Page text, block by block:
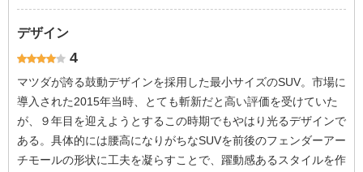
デザイン
4
マツダが誇る鼓動デザインを採用した最小サイズのSUV。市場に
導入された2015年当時、とても斬新だと高い評価を受けていた
が、９年目を迎えようとするこの時期でもやはり光るデザインで
ある。具体的には腰高になりがちなSUVを前後のフェンダーアー
チモールの形状に工夫を凝らすことで、躍動感あるスタイルを作